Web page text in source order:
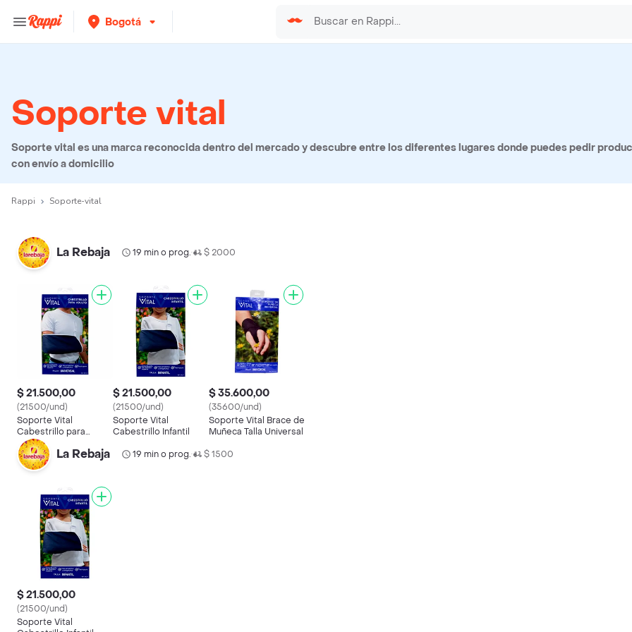
Bogotá
Soporte vital
Soporte vital es una marca reconocida dentro del mercado y descubre entre los diferentes lugares donde puedes pedir
con envío a domicilio
Rappi Soporte-vital
La Rebaja 19 min o prog.• $ 2000
$ 21.500,00
(21500/und)
Soporte Vital
Cabestrillo para
Adulto Talla Universal
$ 21.500,00
(21500/und)
Soporte Vital
Cabestrillo Infantil
$ 35.600,00
(35600/und)
Soporte Vital Brace de
Muñeca Talla Universal
La Rebaja 19 min o prog.• $ 1500
$ 21.500,00
(21500/und)
Soporte Vital